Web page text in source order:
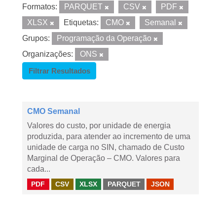
Formatos: PARQUET CSV
PDF
XLSX
Etiquetas: CMO
Semanal
Grupos:
Programação da Operação
Organizações:
ONS
Filtrar Resultados
CMO Semanal
Valores do custo, por unidade de energia
produzida, para atender ao incremento de uma
unidade de carga no SIN, chamado de Custo
Marginal de Operação – CMO. Valores para
cada...
PDF CSV XLSX PARQUET JSON